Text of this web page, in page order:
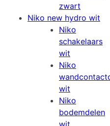
zwart
Niko new hydro wit
Niko
schakelaars
wit
Niko
wit
Niko
bodemdelen
wit